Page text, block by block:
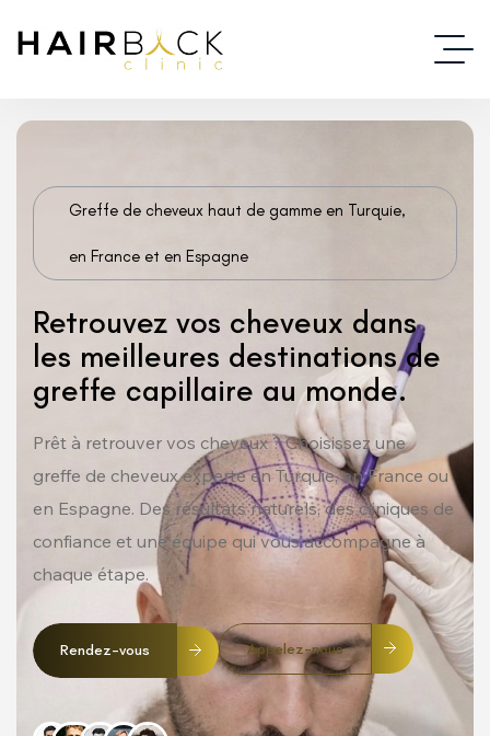
Greffe de cheveux haut de gamme en Turquie,
en France et en Espagne
Retrouvez vos cheveux dans
les meilleures destinations de
greffe capillaire au monde.
Prêt à retrouver vos cheveux ? Choisissez une
greffe de cheveux experte en Turquie, en France ou
en Espagne. Des résultats naturels, des cliniques de
confiance et une équipe qui vous accompagne à
chaque étape.
Rendez-vous Appelez-nous